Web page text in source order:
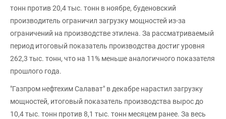
тонн против 20,4 тыс. тонн в ноябре, буденовский
производитель ограничил загрузку мощностей из-за
ограничений на производстве этилена. За рассматриваемый
период итоговый показатель производства достиг уровня
262,3 тыс. тонн, что на 11% меньше аналогичного показателя
прошлого года.
"Газпром нефтехим Салават" в декабре нарастил загрузку
мощностей, итоговый показатель производства вырос до
10,4 тыс. тонн против 8,1 тыс. тонн месяцем ранее. За весь